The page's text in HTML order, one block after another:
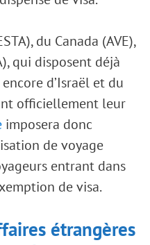
du Canada (AVE),
qui disposent déjà
d’Israël et du
officiellement leur
imposera donc
de voyage
entrant dans
de visa.
étrangères